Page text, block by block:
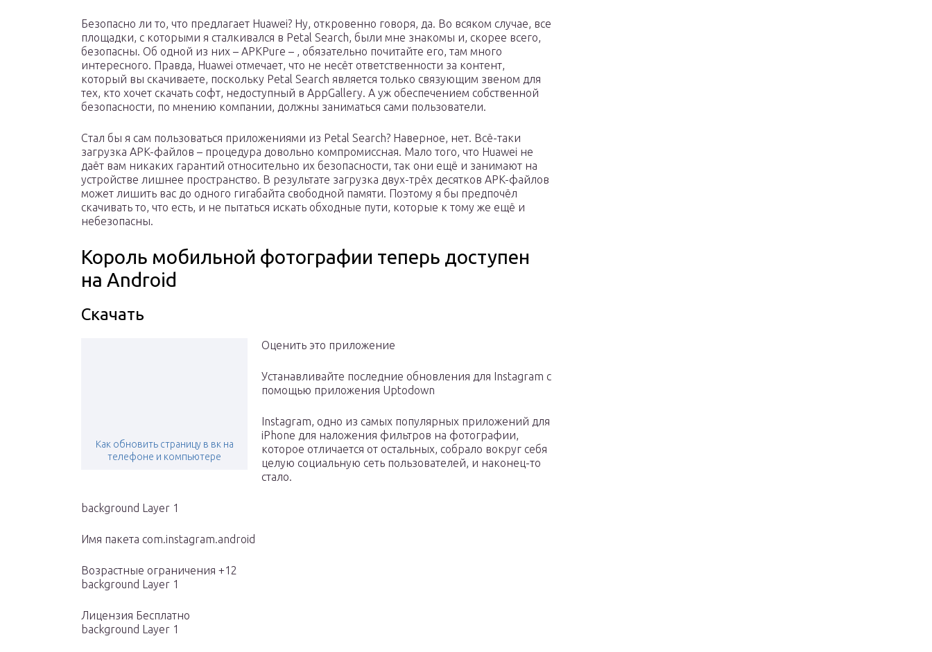
Безопасно ли то, что предлагает Huawei? Ну, откровенно говоря, да. Во всяком случае, все
площадки, с которыми я сталкивался в Petal Search, были мне знакомы и, скорее всего,
безопасны. Об одной из них – APKPure – , обязательно почитайте его, там много
интересного. Правда, Huawei отмечает, что не несёт ответственности за контент,
который вы скачиваете, поскольку Petal Search является только связующим звеном для
тех, кто хочет скачать софт, недоступный в AppGallery. А уж обеспечением собственной
безопасности, по мнению компании, должны заниматься сами пользователи.
Стал бы я сам пользоваться приложениями из Petal Search? Наверное, нет. Всё-таки
загрузка APK-файлов – процедура довольно компромиссная. Мало того, что Huawei не
даёт вам никаких гарантий относительно их безопасности, так они ещё и занимают на
устройстве лишнее пространство. В результате загрузка двух-трёх десятков APK-файлов
может лишить вас до одного гигабайта свободной памяти. Поэтому я бы предпочёл
скачивать то, что есть, и не пытаться искать обходные пути, которые к тому же ещё и
небезопасны.
Король мобильной фотографии теперь доступен
на Android
Скачать
Как обновить страницу в вк на
телефоне и компьютере
Оценить это приложение
Устанавливайте последние обновления для Instagram с
помощью приложения Uptodown
Instagram, одно из самых популярных приложений для
iPhone для наложения фильтров на фотографии,
которое отличается от остальных, собрало вокруг себя
целую социальную сеть пользователей, и наконец-то
стало.
background Layer 1
Имя пакета com.instagram.android
Возрастные ограничения +12
background Layer 1
Лицензия Бесплатно
background Layer 1